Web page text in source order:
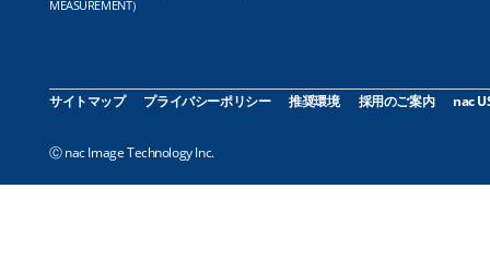
MEASUREMENT）
サイトマップ プライバシーポリシー 推奨環境 採用のご案内 nac
Ⓒ nac Image Technology Inc.